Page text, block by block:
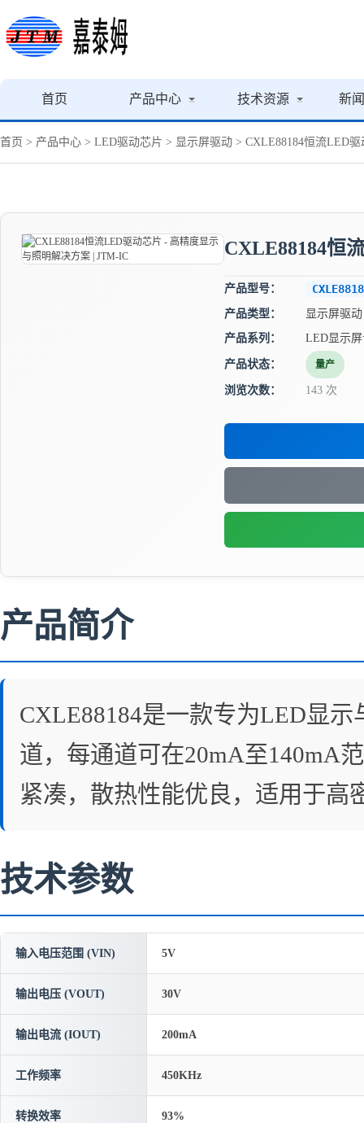
首页 产品中心 技术资源 新
首页 > 产品中心 > LED驱动芯片 > 显示屏驱动 > CXLE88184恒流LED
CXLE88184恒
产品型号：
产品类型：
显示屏驱动
产品系列：
LED显示
产品状态： 量产
浏览次数： 143 次
产品简介
CXLE88184是一款专为LED显
道，每通道可在20mA至140mA
紧凑，散热性能优良，适用于高
技术参数
输入电压范围 (VIN) 5V
输出电压 (VOUT) 30V
输出电流 (IOUT) 200mA
工作频率 450KHz
转换效率 93%